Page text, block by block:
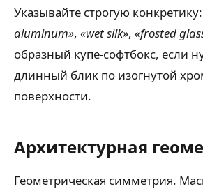
Указывайте строгую конкретику:
aluminum», «wet silk», «frosted
образный купе-софтбокс, если
длинный блик по изогнутой
поверхности.
Архитектурная
Геометрическая симметрия.